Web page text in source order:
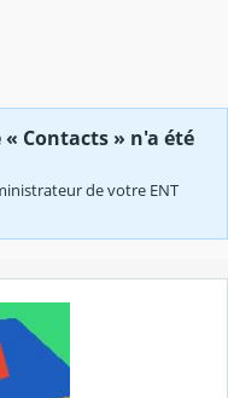
Contacts » n'a été
de votre ENT